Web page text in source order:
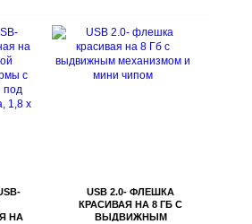
НА
USB 2.0- ФЛЕШКА
КРАСИВАЯ НА 8 ГБ С
ВЫДВИЖНЫМ